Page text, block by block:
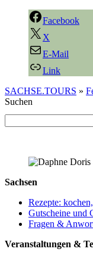
Facebook
X
E-Mail
Link
SACHSE.TOURS »
Suchen
Sachsen
Rezepte:
Gutscheine und
Fragen &
Veranstaltungen &